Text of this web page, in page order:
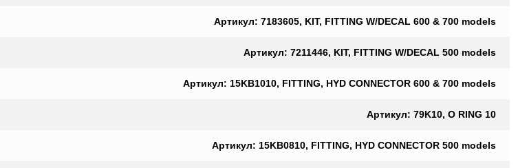
Артикул: 7183605, KIT, FITTING W/DECAL 600 & 700 models
Артикул: 7211446, KIT, FITTING W/DECAL 500 models
Артикул: 15KB1010, FITTING, HYD CONNECTOR 600 & 700 models
Артикул: 79K10, O RING 10
Артикул: 15KB0810, FITTING, HYD CONNECTOR 500 models